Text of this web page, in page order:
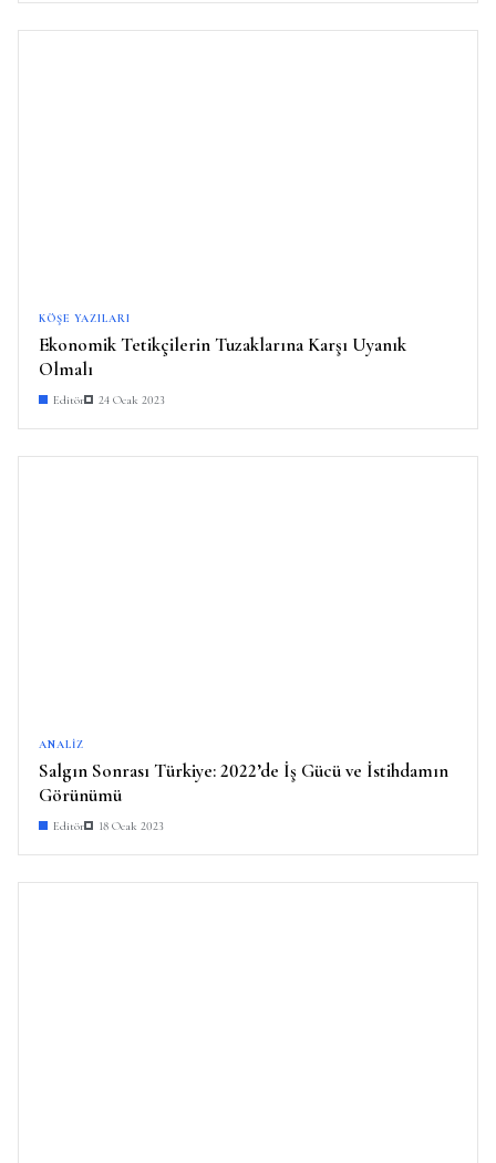
KÖŞE YAZILARI
Ekonomik Tetikçilerin Tuzaklarına Karşı Uyanık
Olmalı
Editör 24 Ocak 2023
ANALIZ
Salgın Sonrası Türkiye: 2022’de İş Gücü ve İstihdamın
Görünümü
Editör 18 Ocak 2023